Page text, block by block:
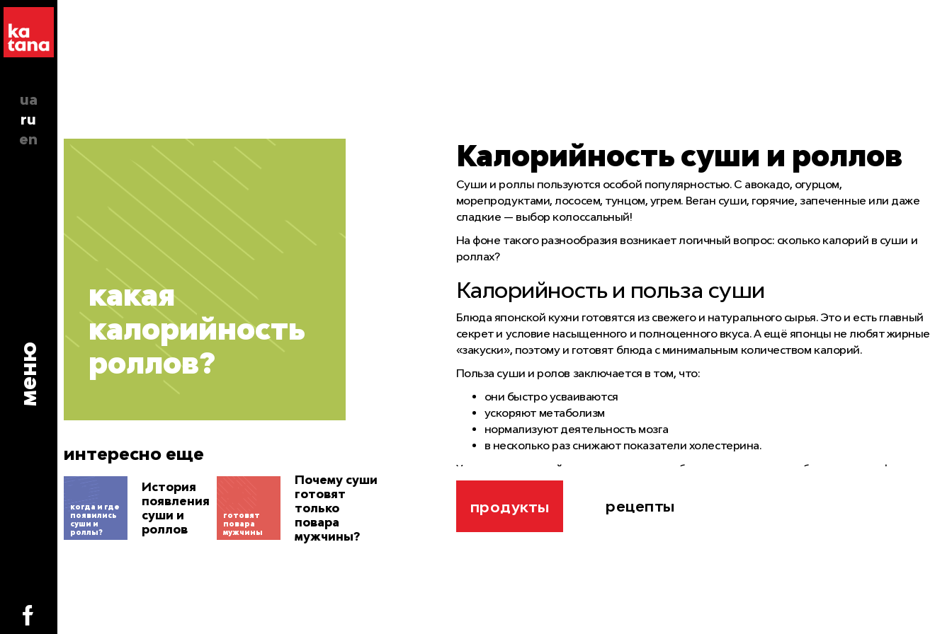
ua
ru
en
меню
какая
калорийность
роллов?
интересно еще
когда и где
появились
суши и
роллы?
История
появления
суши и
роллов
готовят
повара
мужчины
Почему суши
готовят
только
повара
мужчины?
Калорийность суши и роллов
Суши и роллы пользуются особой популярностью. С авокадо, огурцом,
морепродуктами, лососем, тунцом, угрем. Веган суши, горячие, запеченные или даже
сладкие — выбор колоссальный!
На фоне такого разнообразия возникает логичный вопрос: сколько калорий в суши и
роллах?
Калорийность и польза суши
Блюда японской кухни готовятся из свежего и натурального сырья. Это и есть главный
секрет и условие насыщенного и полноценного вкуса. А ещё японцы не любят жирные
«закуски», поэтому и готовят блюда с минимальным количеством калорий.
Польза суши и ролов заключается в том, что:
они быстро усваиваются
ускоряют метаболизм
нормализуют деятельность мозга
в несколько раз снижают показатели холестерина.
Умеренная
калорийность суши и роллов
быстро утоляет голод без вреда для фигуры,
поэтому их можно употреблять даже на здоровом диетическом питании. Более того,
врачи-нутрициологи советуют «вводить» блюда японской кухни в рацион, но не более
2-х раз в сутки.
продукты рецепты